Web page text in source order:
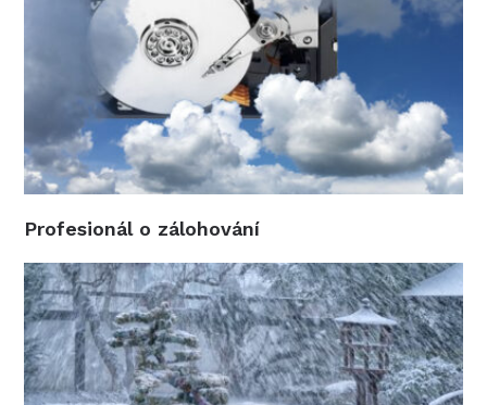
Profesionál o zálohování